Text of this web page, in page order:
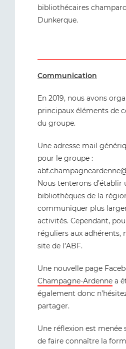
bibliothécaires
Dunkerque.
Communication
En 2019, nous avons
principaux éléments de
du groupe.
Une adresse mail
pour le groupe :
Nous tenterons d’établir
bibliothèques de la
communiquer plus
activités. Cependant,
réguliers aux adhérents,
site de l’ABF.
Une nouvelle page
Champagne-Ardenne a
également donc
partager.
Une réflexion est menée
de faire connaître la